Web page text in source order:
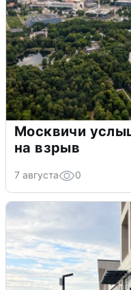
Москвичи
на взрыв
7 августа 0